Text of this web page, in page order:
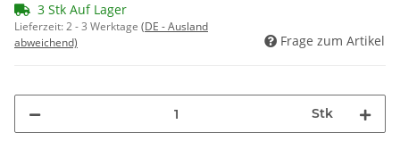
3 Stk Auf Lager
Lieferzeit:2 - 3 Werktage (DE - Ausland
abweichend)
Frage zum Artikel
Stk